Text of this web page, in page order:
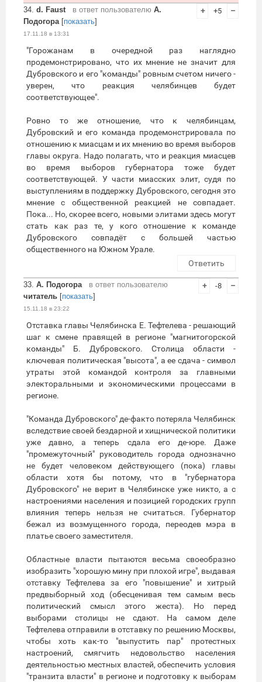
34. d. Faust в ответ пользователю А.
Подогора[показать]
17.11.18 в 13:31
+ +5 –
"Горожанам в очередной раз наглядно
продемонстрировано, что их мнение не значит для
Дубровского и его "команды" ровным счетом ничего -
уверен, что реакция челябинцев будет
соответствующее".
Ровно то же отношение, что к челябинцам,
Дубровский и его команда продемонстрировала по
отношению к миасцам и их мнению во время выборов
главы округа. Надо полагать, что и реакция миасцев
во время выборов губернатора тоже будет
соответствующей. У части миасских элит, судя по
выступлениям в поддержку Дубровского, сегодня это
мнение с общественной реакцией не совпадает.
Пока... Но, скорее всего, новыми элитами здесь могут
стать как раз те, у кого отношение к команде
Дубровского совпадёт с большей частью
общественного на Южном Урале.
Ответить
33. А. Подогора
в ответ пользователю
читатель [показать]
15.11.18 в 23:22
+ -8 –
Отставка главы Челябинска Е. Тефтелева - решающий
шаг к смене правящей в регионе "магнитогорской
команды" Б. Дубровского. Столица области -
ключевая политическая "высота", а ее сдача - символ
утраты этой командой контроля за главными
электоральными и экономическими процессами в
регионе.
"Команда Дубровского" де-факто потеряла Челябинск
вследствие своей бездарной и хищнической политики
уже давно, а теперь сдала его де-юре. Даже
"промежуточный" руководитель города однозначно
не будет человеком действующего (пока) главы
области хотя бы потому, что в "губернатора
Дубровского" не верит в Челябинске уже никто, а с
настроениями населения и позицией городских групп
влияния теперь нельзя не считаться. Губернатор
бежал из возмущенного города, переодев мэра в
платье своего заместителя.
Областные власти пытаются весьма своеобразно
изобразить "хорошую мину при плохой игре", выдавая
отставку Тефтелева за его "повышение" и хитрый
предвыборный ход (обесценивая тем самым весь
политический смысл этого жеста). Но перед
выборами столицы не сдают. На самом деле
Тефтелева отправили в отставку по решению Москвы,
чтобы хоть как-то "выпустить пар" протестных
настроений, смягчить недовольство населения
деятельностью местных властей, обеспечить условия
"транзита власти" в регионе и подготовку к выборам